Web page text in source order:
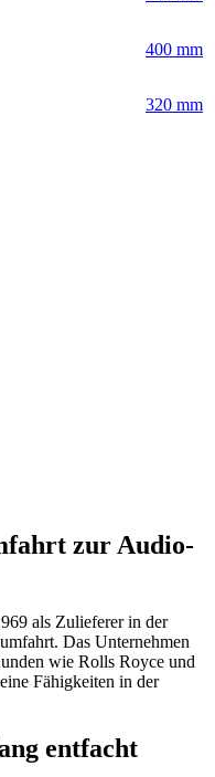
400 mm
320 mm
zur Audio-
als Zulieferer in der
Das Unternehmen
wie Rolls Royce und
Fähigkeiten in der
entfacht